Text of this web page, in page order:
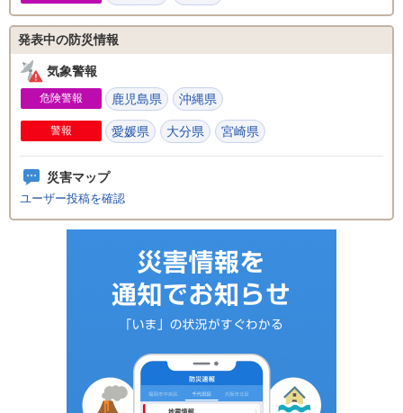
発表中の防災情報
気象警報
危険警報 鹿児島県 沖縄県
警報 愛媛県 大分県 宮崎県
災害マップ
ユーザー投稿を確認